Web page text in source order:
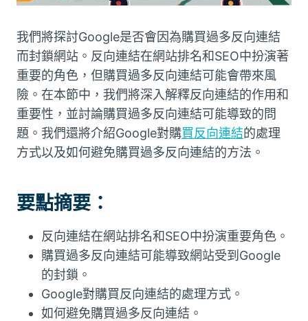
我們將探討Google是否會因為購買過多反向連結
而封鎖網站。反向連結在網站排名和SEO中扮演著
重要的角色，但購買過多反向連結可能會帶來風
險。在本節中，我們將深入解釋反向連結的作用和
重要性，並討論購買過多反向連結可能導致的問
題。我們還將介紹Google對購買反向連結的處理
方式以及如何避免購買過多反向連結的方法。
要點摘要：
反向連結在網站排名和SEO中扮演重要角色。
購買過多反向連結可能導致網站受到Google
的封鎖。
Google對購買反向連結的處理方式。
如何避免購買過多反向連結。